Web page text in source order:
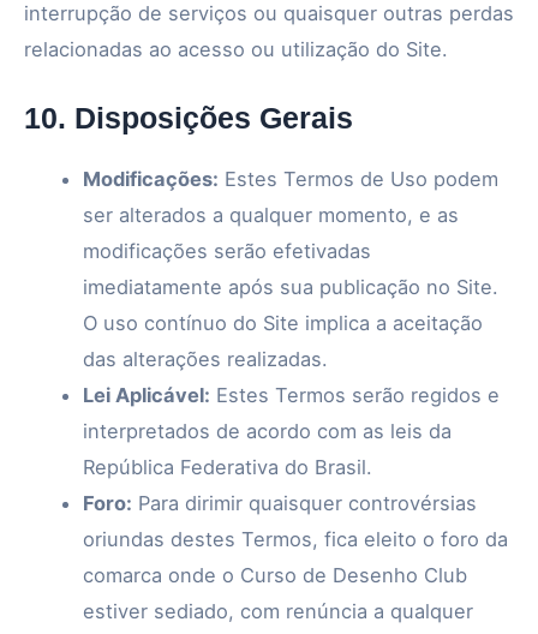
interrupção de serviços ou quaisquer outras perdas
relacionadas ao acesso ou utilização do Site.
10. Disposições Gerais
Modificações: Estes Termos de Uso podem
ser alterados a qualquer momento, e as
modificações serão efetivadas
imediatamente após sua publicação no Site.
O uso contínuo do Site implica a aceitação
das alterações realizadas.
Lei Aplicável: Estes Termos serão regidos e
interpretados de acordo com as leis da
República Federativa do Brasil.
Foro: Para dirimir quaisquer controvérsias
oriundas destes Termos, fica eleito o foro da
comarca onde o Curso de Desenho Club
estiver sediado, com renúncia a qualquer